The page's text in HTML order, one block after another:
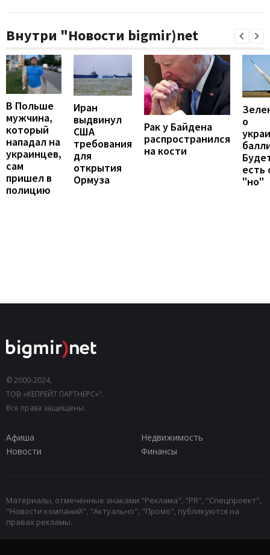
Внутри "Новости bigmir)net
В Польше
мужчина,
который
нападал на
украинцев,
сам
пришел в
полицию
Иран
выдвинул
США
требования
для
открытия
Ормуза
Рак у Байдена
распространился
на кости
о
есть
"но"
© 2000-2024,
ТОВ «КЕПРЕЙТ ПАРТНЕРС»".
Все права защищены.
Афиша
Недвижимость
Новости
Финансы
Материалы, отмеченные знаками "Реклама", "PR", "Спецпроект",
"Новости компаний", "Актуально", "Промо", публикуются на
правах рекламы.